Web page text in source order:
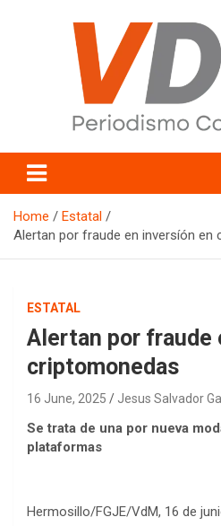
Home
Estatal
Alertan por fraude en inversíón en
ESTATAL
Alertan por fraude
criptomonedas
16 June, 2025 Jesus Salvador
Se trata de una por nueva
plataformas
Hermosillo/FGJE/VdM, 16 de